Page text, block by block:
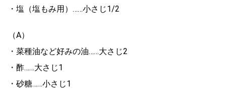
・塩（塩もみ用）……小さじ1/2
（A）
・菜種油など好みの油……大さじ2
・酢……大さじ1
・砂糖……小さじ1